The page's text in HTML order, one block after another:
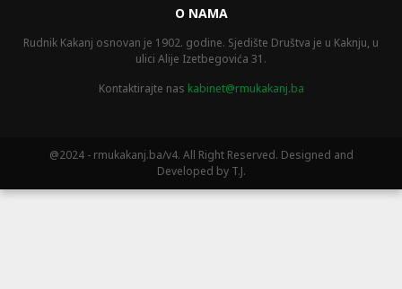
O NAMA
Rudnik Kakanj osnovan je 1902. godine. Sjedište Društva je u Kaknju, u
ulici Alije Izetbegovića 31.
Kontaktirajte nas kabinet@rmukakanj.ba
@2024 - rmukakanj.ba/v4. All Right Reserved. Designed and
Developed by T.J.